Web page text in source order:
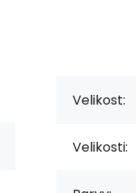
Velikost:
Velikosti: